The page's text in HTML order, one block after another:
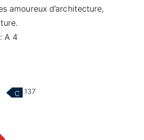
amoureux d’architecture,
A 4
C 137